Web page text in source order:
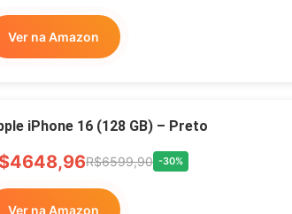
Ver na Amazon
iPhone 16 (128 GB) – Preto
R$6599,90 -30%
Ver na Amazon